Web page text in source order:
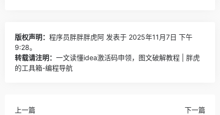
版权声明： 程序员胖胖胖虎阿 发表于 2025年11月7日 下午
9:28。
转载请注明： 一文读懂idea激活码申领，图文破解教程 | 胖虎
的工具箱-编程导航
上一篇 下一篇